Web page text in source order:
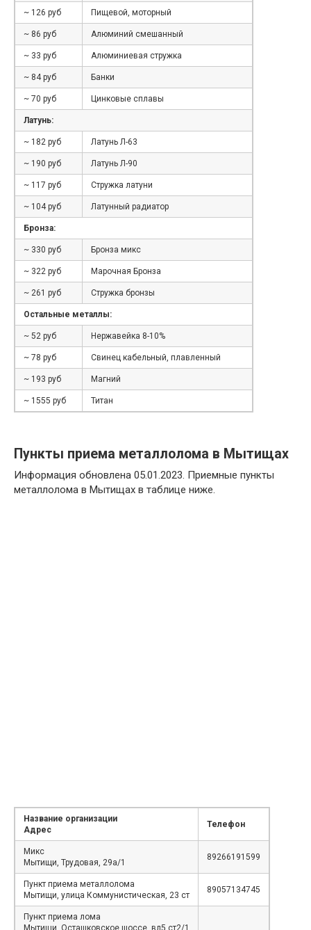
~ 126 руб Пищевой, моторный
~ 86 руб Алюминий смешанный
~ 33 руб Алюминиевая стружка
~ 84 руб Банки
~ 70 руб Цинковые сплавы
Латунь:
~ 182 руб Латунь Л-63
~ 190 руб Латунь Л-90
~ 117 руб Стружка латуни
~ 104 руб Латунный радиатор
Бронза:
~ 330 руб Бронза микс
~ 322 руб Марочная Бронза
~ 261 руб Стружка бронзы
Остальные металлы:
~ 52 руб Нержавейка 8-10%
~ 78 руб Свинец кабельный, плавленный
~ 193 руб Магний
~ 1555 руб Титан
Пункты приема металлолома в Мытищах
Информация обновлена 05.01.2023. Приемные пункты
металлолома в Мытищах в таблице ниже.
Название организации
Адрес
Телефон
Микс
Мытищи, Трудовая, 29а/1
89266191599
Пункт приема металлолома
Мытищи, улица Коммунистическая, 23 ст
89057134745
Пункт приема лома
Мытищи, Осташковское шоссе, вл5 ст2/1